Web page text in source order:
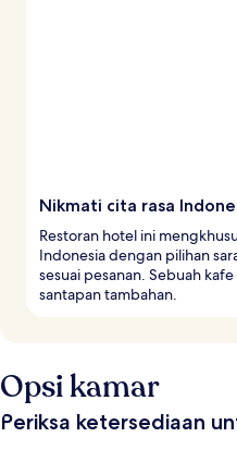
Nikmati cita rasa
Restoran hotel ini
Indonesia dengan pilihan
sesuai pesanan. Sebuah
santapan tambahan.
Opsi kamar
Periksa ketersediaan